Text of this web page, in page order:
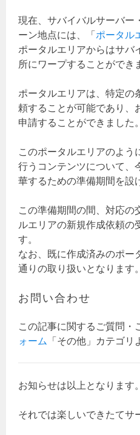
現在、サバイバルサーバー
ーン地点には、「ポータル
ポータルエリアからはサバ
所にワープすることができ
ポータルエリアは、特定の
頼することが可能であり、
申請することができました。
このポータルエリアのよう
行うコンテンツについて、
華するための準備期間を設
この準備期間の間、対応の
ルエリアの新規作成依頼の
す。
なお、既に作成済みのポー
通りの取り扱いとなります。
お問い合わせ
この記事に関するご質問・
ォーム 「その他」カテゴリ
お知らせは以上となります。
それでは楽しいできたてサ